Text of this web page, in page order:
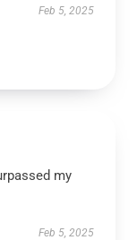
Feb 5, 2025
my
Feb 5, 2025